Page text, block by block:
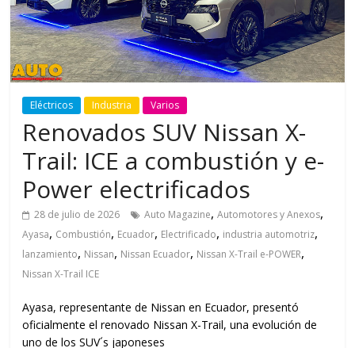
Eléctricos Industria Varios
Renovados SUV Nissan X-
Trail: ICE a combustión y e-
Power electrificados
28 de julio de 2026 Auto Magazine,Automotores y Anexos,
Ayasa, Combustión, Ecuador, Electrificado, industria automotriz,
lanzamiento, Nissan, Nissan Ecuador, Nissan X-Trail e-POWER,
Nissan X-Trail ICE
Ayasa, representante de Nissan en Ecuador, presentó
oficialmente el renovado Nissan X-Trail, una evolución de
uno de los SUV´s japoneses